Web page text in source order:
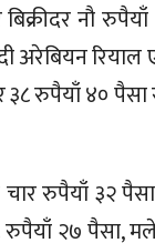
नौ
अरेबियन
रुपैयाँ ४०
रुपैयाँ ३२
२७ पैसा,